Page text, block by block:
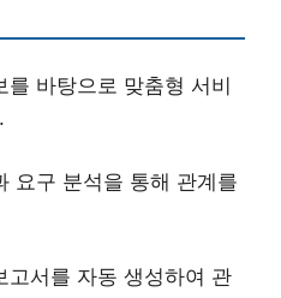
를 바탕으로 맞춤형 서비
요구 분석을 통해 관계를
고서를 자동 생성하여 관